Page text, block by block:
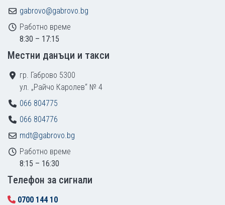
gabrovo@gabrovo.bg
Работно време
8:30 – 17:15
Местни данъци и такси
гр. Габрово 5300
ул. „Райчо Каролев“ № 4
066 804775
066 804776
mdt@gabrovo.bg
Работно време
8:15 – 16:30
Tелефон за сигнали
0700 144 10